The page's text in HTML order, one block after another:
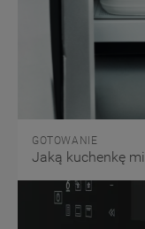
GOTOWANIE
Jaką kuchenkę